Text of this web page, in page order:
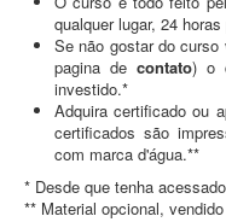
qualquer lugar, 24
Se não gostar do
pagina de contato) o
investido.*
Adquira certificado ou
certificados são
com marca d'água.**
* Desde que tenha
** Material opcional,